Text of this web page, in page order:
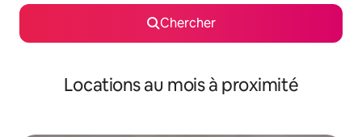
Chercher
Locations au mois à proximité